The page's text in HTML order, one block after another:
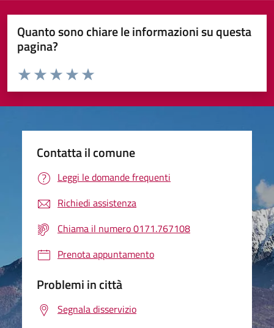
Quanto sono chiare le informazioni su questa
pagina?
Valuta da 1 a 5 stelle la pagina
Valuta 5 stelle su 5
Valuta 4 stelle su 5
Valuta 3 stelle su 5
Valuta 2 stelle su 5
Valuta 1 stelle su 5
Contatta il comune
Leggi le domande frequenti
Richiedi assistenza
Chiama il numero 0171.767108
Prenota appuntamento
Problemi in città
Segnala disservizio